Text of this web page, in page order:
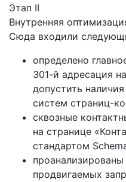
Этап II
Внутренняя
Сюда входили
определено
301-й адресация
допустить
систем страниц-
сквозные
на странице
стандартом
продвигаемых